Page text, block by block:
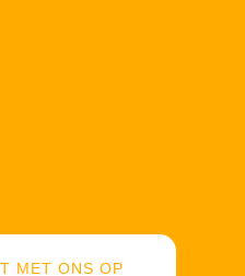
MET ONS OP